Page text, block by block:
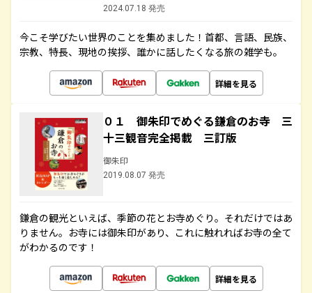
2024.07.18 発売
今こそ学びたい世界のことを集めました！首都、言語、民族、
宗教、特長、現地の挨拶、誰かに話したくなる旅の雑学も。
詳細を見る
０１ 御朱印でめぐる鎌倉のお寺 三
十三観音完全掲載 三訂版
御朱印
2019.08.07 発売
鎌倉の観光といえば、季節の花とお寺めぐり。それだけではあ
りません。お寺には御朱印があり、これに触れればお寺の全て
がわかるのです！
詳細を見る